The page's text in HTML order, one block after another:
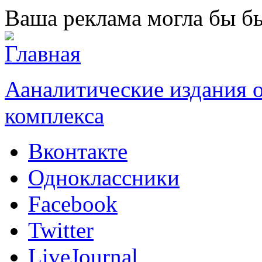
Перейти к основному содержанию
Ваша реклама могла бы
Ааналитические
комплекса
Вконтакте
Одноклассники
Facebook
Twitter
LiveJournal